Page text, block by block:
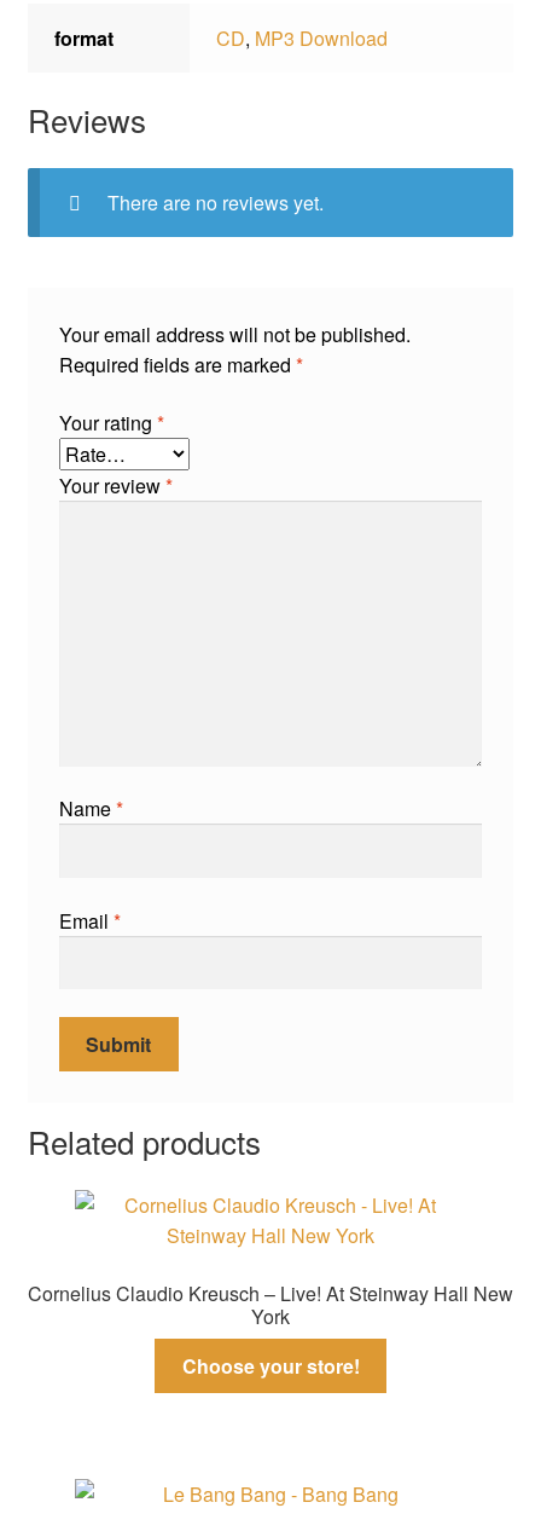
format CD, MP3 Download
Reviews
There are no reviews yet.
Your email address will not be published.
Required fields are marked *
Your rating *
Your review*
Name*
Email *
Related products
Cornelius Claudio Kreusch – Live! At Steinway Hall New
York
Choose your store!